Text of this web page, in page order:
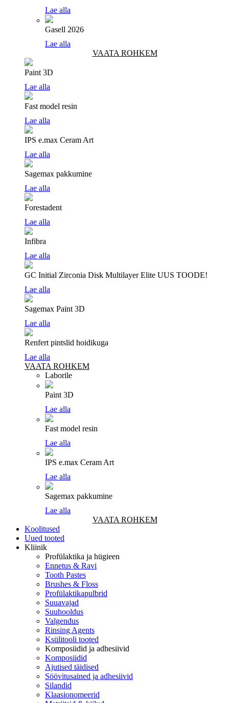
Lae alla
Gasell 2026
Lae alla
VAATA ROHKEM
Paint 3D
Lae alla
Fast model resin
Lae alla
IPS e.max Ceram Art
Lae alla
Sagemax pakkumine
Lae alla
Forestadent
Lae alla
Infibra
Lae alla
GC Initial Zirconia Disk Multilayer Elite UUS TOODE!
Lae alla
Sagemax Paint 3D
Lae alla
Renfert pintslid hoidikuga
Lae alla
VAATA ROHKEM
Laborile
Paint 3D
Lae alla
Fast model resin
Lae alla
IPS e.max Ceram Art
Lae alla
Sagemax pakkumine
Lae alla
VAATA ROHKEM
Koolitused
Uued tooted
Kliinik
Profülaktika ja hügieen
Ennetus & Ravi
Tooth Pastes
Brushes & Floss
Profülaktikapulbrid
Suuavajad
Suuhooldus
Valgendus
Rinsing Agents
Ksülitooli tooted
Komposiidid ja adhesiivid
Komposiidid
Ajutised täidised
Söövitusained ja adhesiivid
Silandid
Klaasionomeerid